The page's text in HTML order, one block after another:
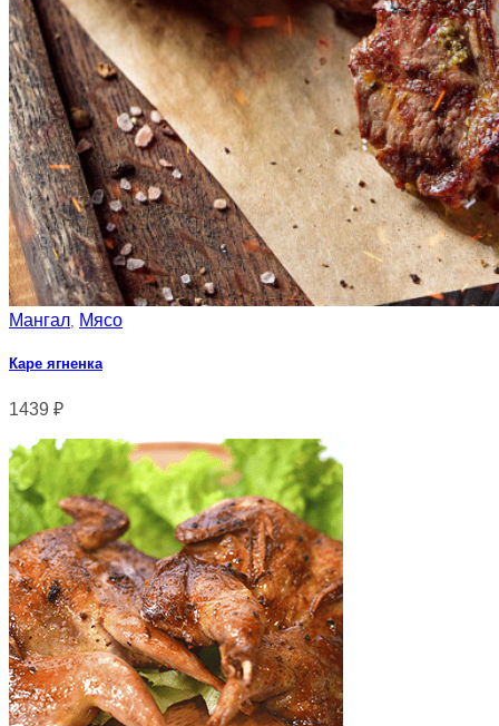
Мангал Мясо
Каре ягненка
1439 ₽